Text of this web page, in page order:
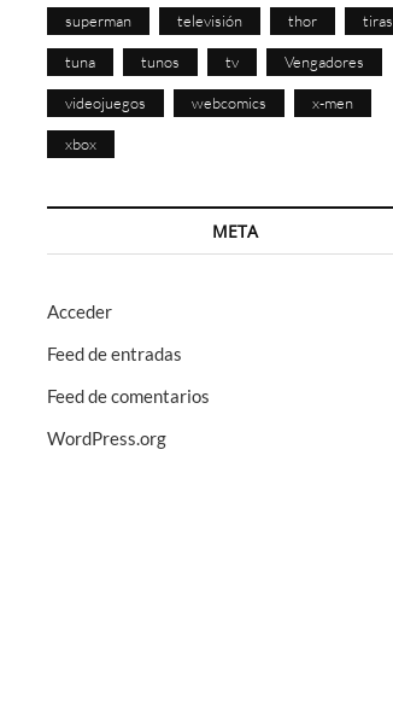
superman televisión thor tiras
tuna tunos tv Vengadores
videojuegos webcomics x-men
xbox
META
Acceder
Feed de entradas
Feed de comentarios
WordPress.org